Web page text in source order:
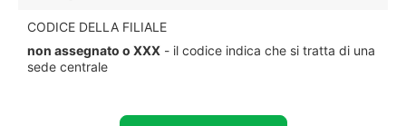
CODICE DELLA FILIALE
non assegnato o XXX - il codice indica che si tratta di una
sede centrale